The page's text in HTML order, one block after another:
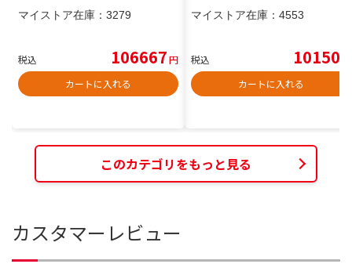
マイストア在庫： 3279
税込 106667円
カートに入れる
マイストア在庫： 4553
税込 10150
カートに入れる
このカテゴリをもっと見る
カスタマーレビュー